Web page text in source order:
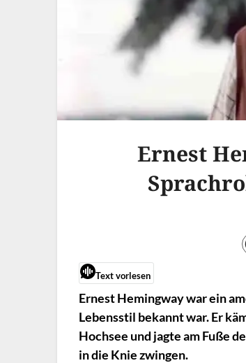
Ernest
Text vorlesen
Ernest Hemingway war ein
Lebensstil bekannt war. Er
Hochsee und jagte am Fuße
in die Knie zwingen.